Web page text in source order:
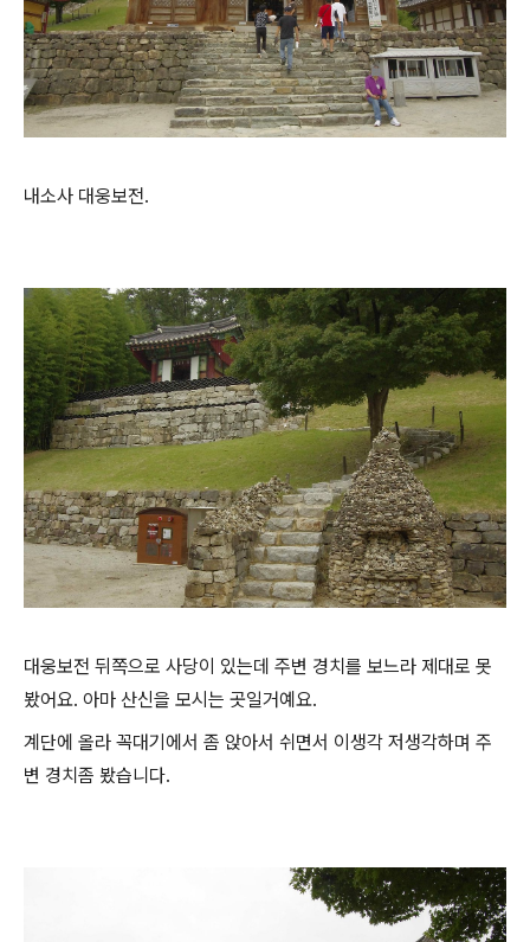
내소사 대웅보전.
대웅보전 뒤쪽으로 사당이 있는데 주변 경치를 보느라 제대로 못
봤어요. 아마 산신을 모시는 곳일거예요.
계단에 올라 꼭대기에서 좀 앉아서 쉬면서 이생각 저생각하며 주
변 경치좀 봤습니다.